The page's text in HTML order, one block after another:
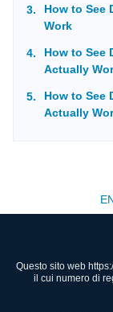
How to See
Work
How to See
Actually
How to See
Actually
Questo sito web
il cui numero di